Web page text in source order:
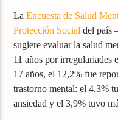
LaEncuesta de Salud
Protección Social del país
sugiere evaluar la salud
11 años por irregulariades
17 años, el 12,2% fue
trastorno mental: el 4,3%
ansiedad y el 3,9% tuvo